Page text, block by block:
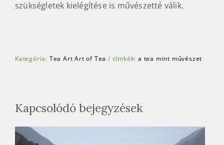
szükségletek kielégítése is művészetté válik.
Kategória: Tea Art Art of Tea / címkék:a tea mint művészet
Kapcsolódó bejegyzések